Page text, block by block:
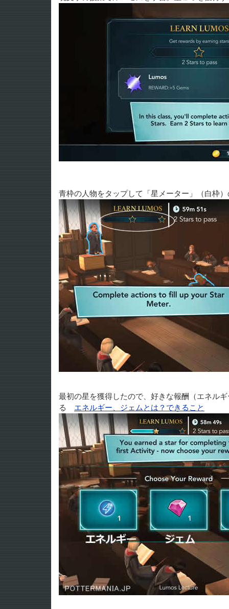
青枠の人物をタップして「星メーター」（白枠
最初の星を獲得したので、好きな報酬（エネル
る エネルギー、ジェムとは？できること